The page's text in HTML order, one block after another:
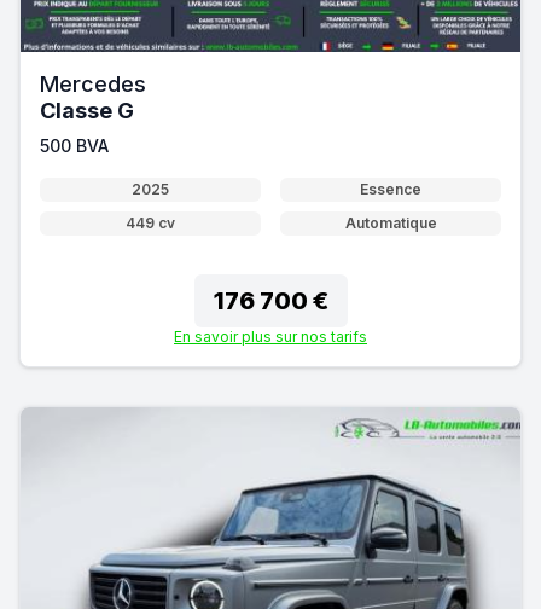
Mercedes
Classe G
500 BVA
2025
Essence
449 cv
Automatique
176 700 €
En savoir plus sur nos tarifs